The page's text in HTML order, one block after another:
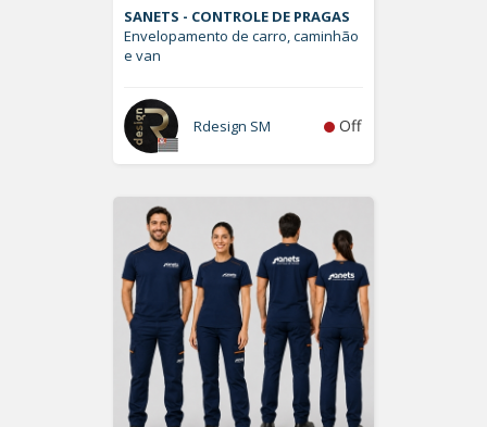
SANETS - CONTROLE DE PRAGAS
Envelopamento de carro, caminhão
e van
Rdesign SM Off